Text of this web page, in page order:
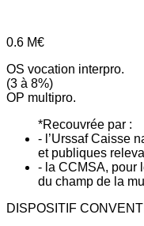
0.6 M€
OS vocation interpro.
(3 à 8%)
OP multipro.
*Recouvrée par :
- l’Urssaf Caisse
et publiques
- la CCMSA, pour
du champ de la
DISPOSITIF